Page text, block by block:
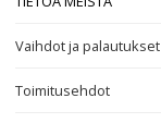
Vaihdot ja palautukset
Toimitusehdot